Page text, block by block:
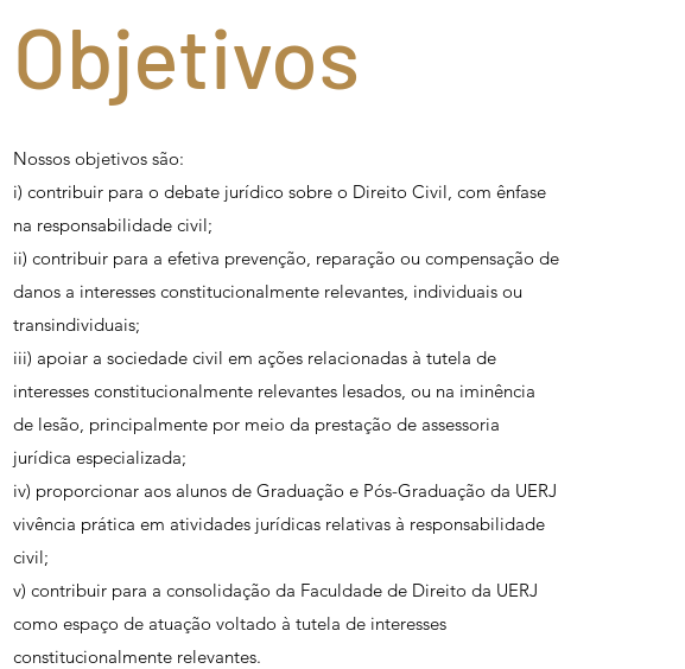
Objetivos
Nossos objetivos são:
i) contribuir para o debate jurídico sobre o Direito Civil, com ênfase
na responsabilidade civil;
ii) contribuir para a efetiva prevenção, reparação ou compensação de
danos a interesses constitucionalmente relevantes, individuais ou
transindividuais;
iii) apoiar a sociedade civil em ações relacionadas à tutela de
interesses constitucionalmente relevantes lesados, ou na iminência
de lesão, principalmente por meio da prestação de assessoria
jurídica especializada;
iv) proporcionar aos alunos de Graduação e Pós-Graduação da UERJ
vivência prática em atividades jurídicas relativas à responsabilidade
civil;
v) contribuir para a consolidação da Faculdade de Direito da UERJ
como espaço de atuação voltado à tutela de interesses
constitucionalmente relevantes.